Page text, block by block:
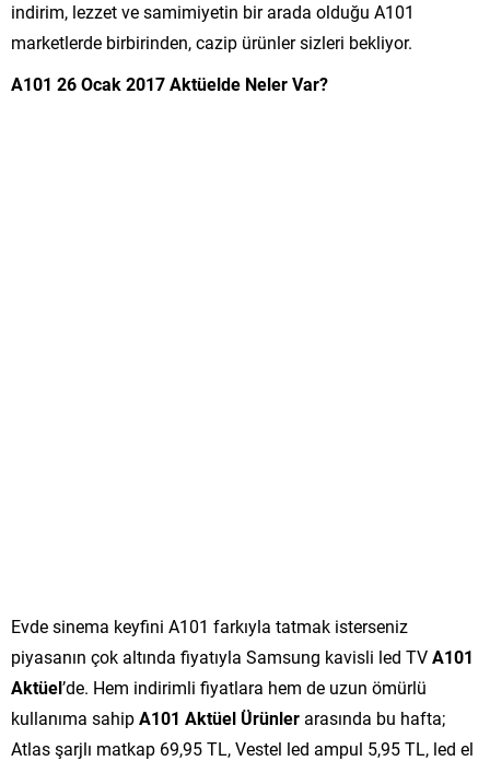
indirim, lezzet ve samimiyetin bir arada olduğu A101
marketlerde birbirinden, cazip ürünler sizleri bekliyor.
A101 26 Ocak 2017 Aktüelde Neler Var?
Evde sinema keyfini A101 farkıyla tatmak isterseniz
piyasanın çok altında fiyatıyla Samsung kavisli led TVA101
Aktüel’de. Hem indirimli fiyatlara hem de uzun ömürlü
kullanıma sahipA101 Aktüel Ürünler arasında bu hafta;
Atlas şarjlı matkap 69,95 TL, Vestel led ampul 5,95 TL, led el